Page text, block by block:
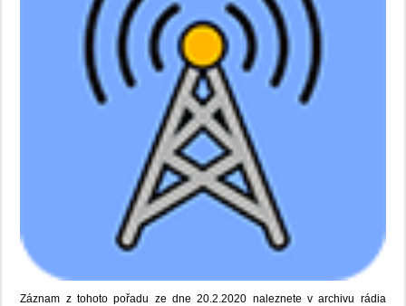
Záznam z tohoto pořadu ze dne 20.2.2020 naleznete v archivu rádia